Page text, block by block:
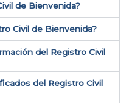
de Bienvenida​?
Civil de Bienvenida?
del Registro Civil
del Registro Civil